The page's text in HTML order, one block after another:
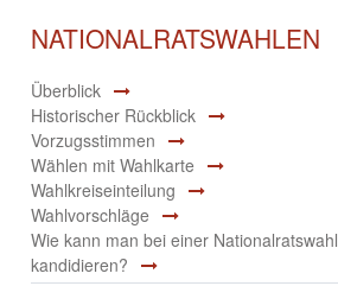
NATIONALRATSWAHLEN
Überblick
Historischer Rückblick
Vorzugsstimmen
Wählen mit Wahlkarte
Wahlkreiseinteilung
Wahlvorschläge
Wie kann man bei einer Nationalratswahl
kandidieren?